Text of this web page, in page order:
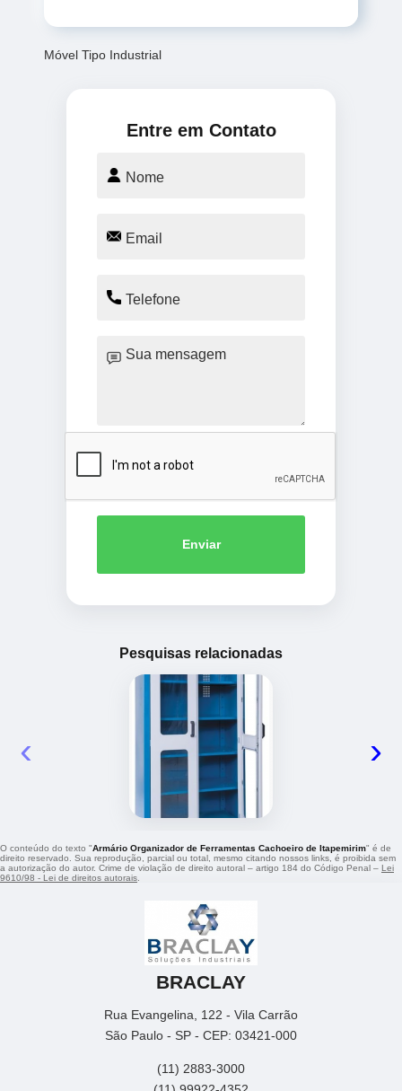
Móvel Tipo Industrial
Entre em Contato
Enviar
Pesquisas relacionadas
‹ ›
O conteúdo do texto "Armário Organizador de Ferramentas Cachoeiro de Itapemirim" é de
direito reservado. Sua reprodução, parcial ou total, mesmo citando nossos links, é proibida sem
a autorização do autor. Crime de violação de direito autoral – artigo 184 do Código Penal – Lei
9610/98 - Lei de direitos autorais.
BRACLAY
Rua Evangelina, 122 - Vila Carrão
São Paulo - SP - CEP: 03421-000
(11) 2883-3000